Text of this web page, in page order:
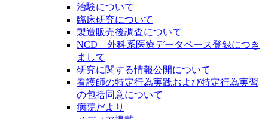
治験について
臨床研究について
製造販売後調査について
NCD 外科系医療データベース登録につき
まして
研究に関する情報公開について
看護師の特定行為実践および特定行為実習
の包括同意について
病院だより